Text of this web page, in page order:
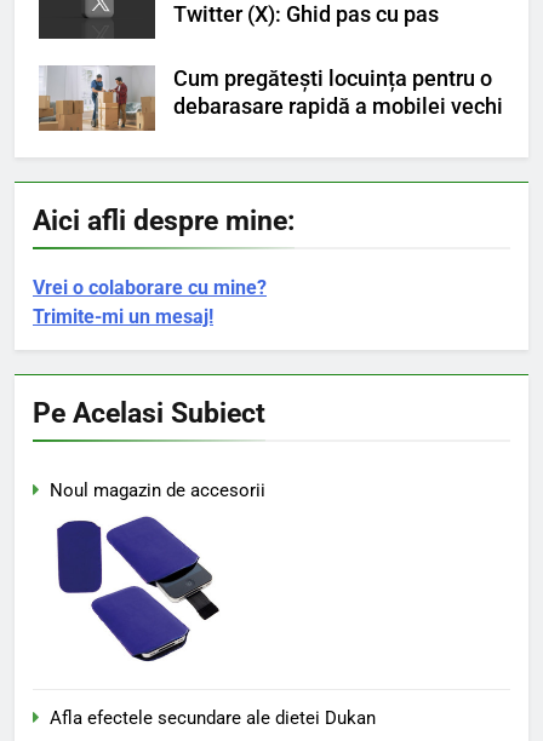
Twitter (X): Ghid pas cu pas
Cum pregătești locuința pentru o
debarasare rapidă a mobilei vechi
Aici afli despre mine:
Vrei o colaborare cu mine?
Trimite-mi un mesaj!
Pe Acelasi Subiect
Noul magazin de accesorii
Afla efectele secundare ale dietei Dukan